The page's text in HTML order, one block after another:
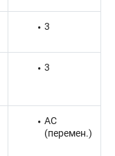
3
3
AC
(перемен.)